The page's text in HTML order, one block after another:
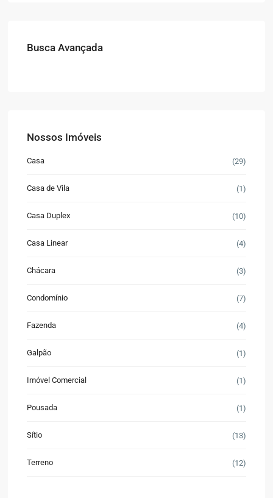
Busca Avançada
Nossos Imóveis
Casa (29)
Casa de Vila (1)
Casa Duplex (10)
Casa Linear (4)
Chácara (3)
Condomínio (7)
Fazenda (4)
Galpão (1)
Imóvel Comercial (1)
Pousada (1)
Sítio (13)
Terreno (12)